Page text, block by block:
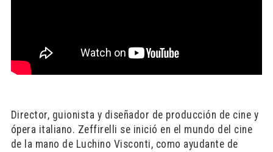
Director, guionista y diseñador de producción de cine y
ópera italiano. Zeffirelli se inició en el mundo del cine
de la mano de Luchino Visconti, como ayudante de